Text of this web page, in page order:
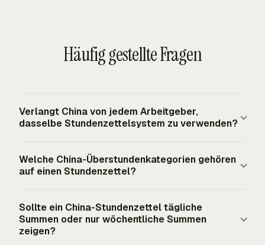
Häufig gestellte Fragen
Verlangt China von jedem Arbeitgeber,
dasselbe Stundenzettelsystem zu verwenden?
Stundenzettelsystem für alle Arbeitgeber vor.
Verpflichtungen zum Mitarbeiterverzeichnis und die
Prüfung von Lohnzahlungen unterstützen. Das Format
Welche China-Überstundenkategorien gehören
auf einen Stundenzettel?
verlängerten Arbeitszeiten, Arbeit an Ruhetagen, bei der
kein Ausgleichsurlaub vereinbart wird, und Arbeit an
Sollte ein China-Stundenzettel tägliche
Summen oder nur wöchentliche Summen
zeigen?